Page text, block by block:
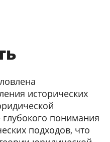
исторических
понимания
подходов, что